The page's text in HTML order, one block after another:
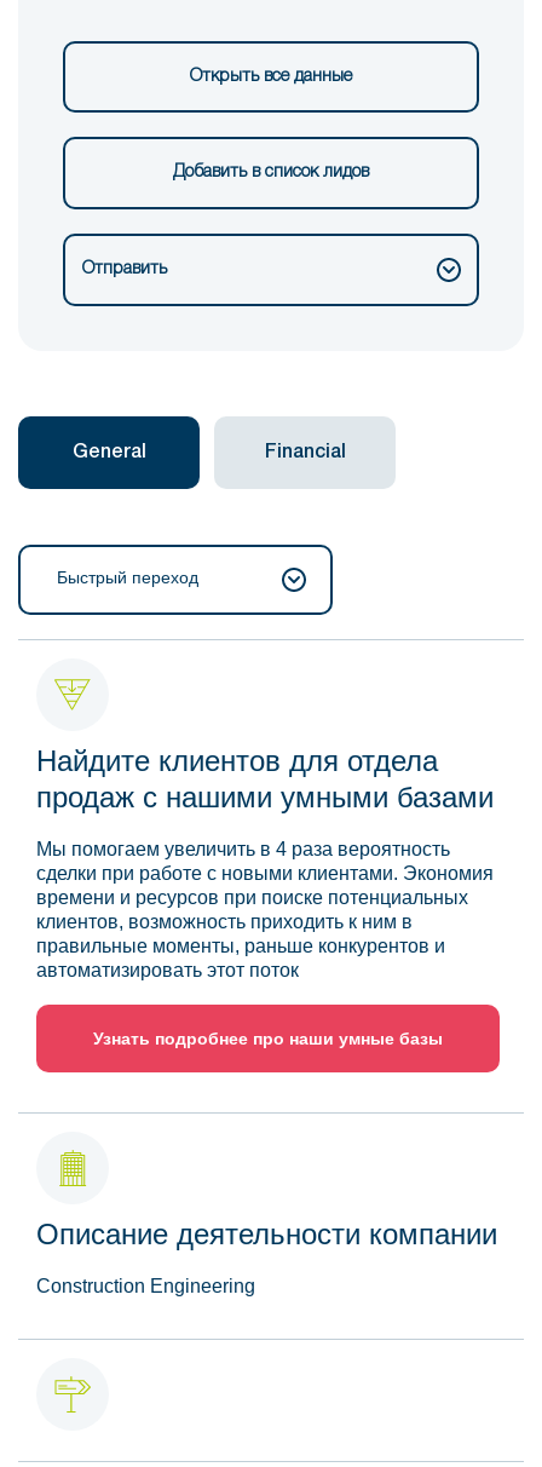
Открыть все данные
Добавить в список лидов
Отправить
General Financial
Быстрый переход
Найдите клиентов для отдела
продаж с нашими умными базами
Мы помогаем увеличить в 4 раза вероятность
сделки при работе с новыми клиентами. Экономия
времени и ресурсов при поиске потенциальных
клиентов, возможность приходить к ним в
правильные моменты, раньше конкурентов и
автоматизировать этот поток
Узнать подробнее про наши умные базы
Описание деятельности компании
Construction Engineering